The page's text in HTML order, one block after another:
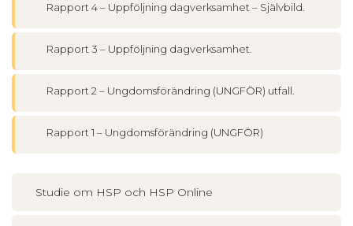
Rapport 4 – Uppföljning dagverksamhet – Självbild.
Rapport 3 – Uppföljning dagverksamhet.
Rapport 2 – Ungdomsförändring (UNGFÖR) utfall.
Rapport 1 – Ungdomsförändring (UNGFÖR)
Studie om HSP och HSP Online